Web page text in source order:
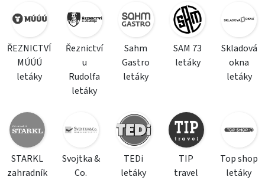
ŘEZNICTVÍ
MÚÚÚ
letáky
Řeznictví
u
Rudolfa
letáky
Sahm
Gastro
letáky
SAM 73
letáky
Skladová
okna
letáky
STARKL
zahradník
Svojtka &
Co.
TEDi
letáky
TIP
travel
Top shop
letáky